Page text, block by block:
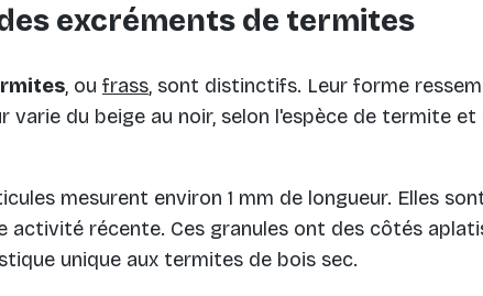
excréments de termites
, ou frass, sont distinctifs. Leur forme
varie du beige au noir, selon l'espèce de termite
mesurent environ 1 mm de longueur. Elles
activité récente. Ces granules ont des côtés
unique aux termites de bois sec.